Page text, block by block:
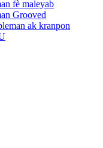
fè maleyab
Grooved
ak kranpon